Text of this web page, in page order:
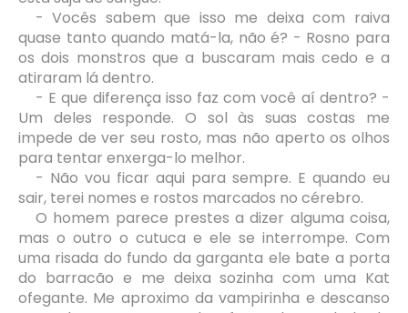
- Vocês sabem que isso me deixa com raiva
quase tanto quando matá-la, não é? - Rosno para
os dois monstros que a buscaram mais cedo e a
atiraram lá dentro.
- E que diferença isso faz com você aí dentro? -
Um deles responde. O sol às suas costas me
impede de ver seu rosto, mas não aperto os olhos
para tentar enxerga-lo melhor.
- Não vou ficar aqui para sempre. E quando eu
sair, terei nomes e rostos marcados no cérebro.
O homem parece prestes a dizer alguma coisa,
mas o outro o cutuca e ele se interrompe. Com
uma risada do fundo da garganta ele bate a porta
do barracão e me deixa sozinha com uma Kat
ofegante. Me aproximo da vampirinha e descanso